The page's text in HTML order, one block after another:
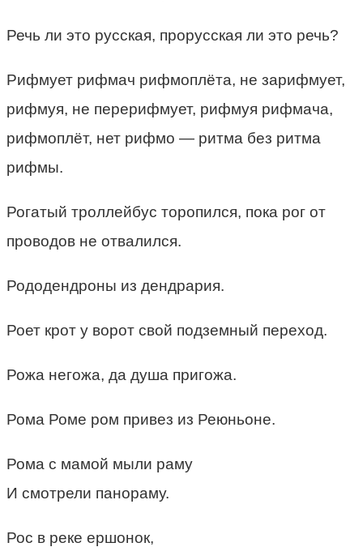
Речь ли это русская, прорусская ли это речь?
Рифмует рифмач рифмоплёта, не зарифмует,
рифмуя, не перерифмует, рифмуя рифмача,
рифмоплёт, нет рифмо — ритма без ритма
рифмы.
Рогатый троллейбус торопился, пока рог от
проводов не отвалился.
Рододендроны из дендрария.
Роет крот у ворот свой подземный переход.
Рожа негожа, да душа пригожа.
Рома Роме ром привез из Реюньоне.
Рома с мамой мыли раму
И смотрели панораму.
Рос в реке ершонок,